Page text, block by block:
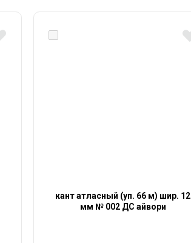
кант атласный (уп. 66 м) шир. 12
мм № 002 ДС айвори